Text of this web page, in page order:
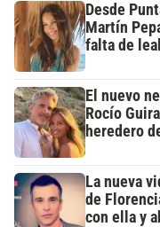
Desde
Martín
falta de
El nuevo
Rocío
heredero
La nueva
de
con ella y